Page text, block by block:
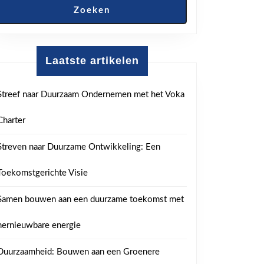
Zoeken
Laatste artikelen
naar Duurzaam Ondernemen met het Voka
naar Duurzame Ontwikkeling: Een
Toekomstgerichte Visie
bouwen aan een duurzame toekomst met
energie
Bouwen aan een Groenere